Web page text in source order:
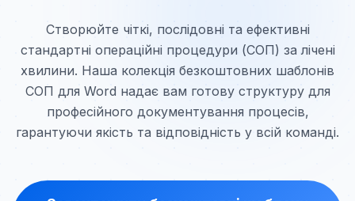
Створюйте чіткі, послідовні та ефективні
стандартні операційні процедури (СОП) за лічені
хвилини. Наша колекція безкоштовних шаблонів
СОП для Word надає вам готову структуру для
професійного документування процесів,
гарантуючи якість та відповідність у всій команді.